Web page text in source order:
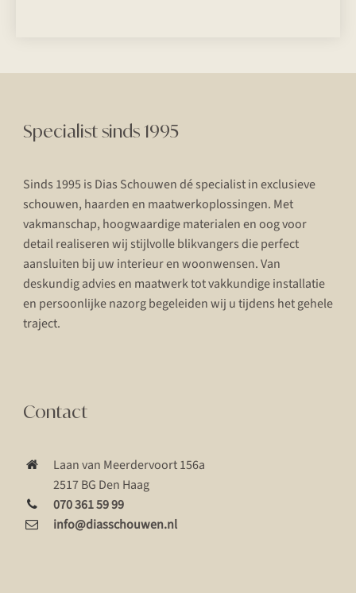
Specialist sinds 1995
Sinds 1995 is Dias Schouwen dé specialist in exclusieve
schouwen, haarden en maatwerkoplossingen. Met
vakmanschap, hoogwaardige materialen en oog voor
detail realiseren wij stijlvolle blikvangers die perfect
aansluiten bij uw interieur en woonwensen. Van
deskundig advies en maatwerk tot vakkundige installatie
en persoonlijke nazorg begeleiden wij u tijdens het gehele
traject.
Contact
Laan van Meerdervoort 156a
2517 BG Den Haag
070 361 59 99
info@diasschouwen.nl